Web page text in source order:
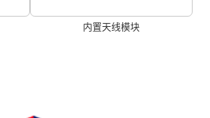
内置天线模块